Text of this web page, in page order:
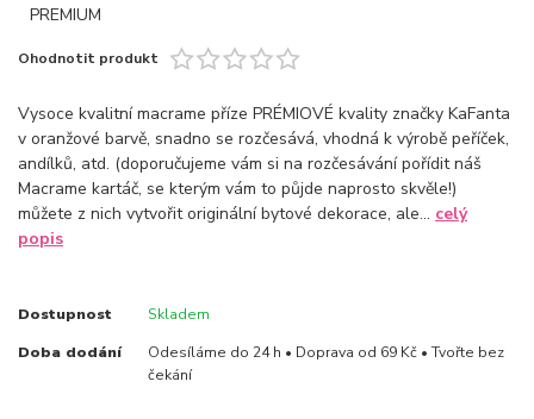
Ohodnotit produkt
Vysoce kvalitní macrame příze PRÉMIOVÉ kvality značky KaFanta
v oranžové barvě, snadno se rozčesává, vhodná k výrobě peříček,
andílků, atd. (doporučujeme vám si na rozčesávání pořídit náš
Macrame kartáč, se kterým vám to půjde naprosto skvěle!)
můžete z nich vytvořit originální bytové dekorace, ale... celý
popis
Dostupnost Skladem
Doba dodání
Odesíláme do 24 h • Doprava od 69 Kč • Tvořte bez
čekání